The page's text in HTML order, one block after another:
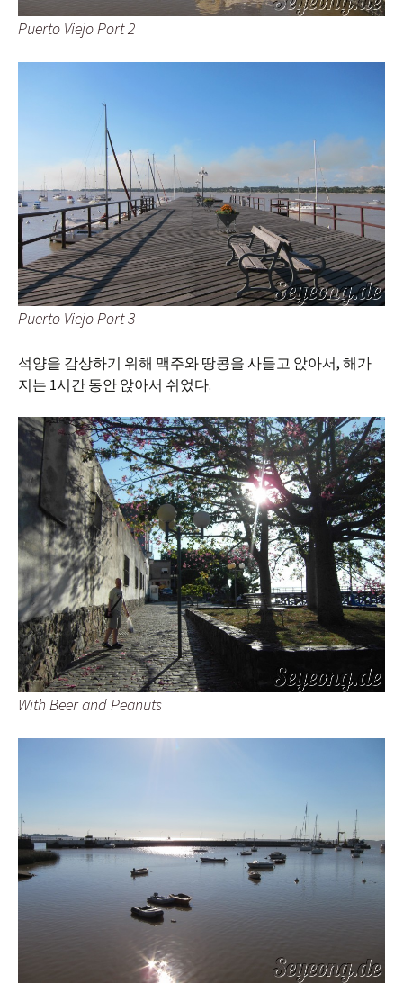
Puerto Viejo Port 2
Puerto Viejo Port 3
석양을 감상하기 위해 맥주와 땅콩을 사들고 앉아서, 해가
지는 1시간 동안 앉아서 쉬었다.
With Beer and Peanuts